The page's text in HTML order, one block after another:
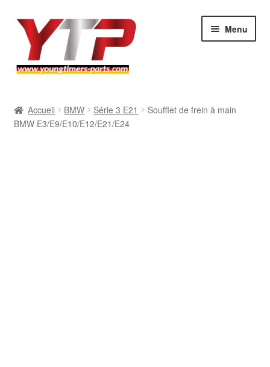
Aller
navigation
Aller
contenu
Menu
BMW
Accueil BMW Série 3 E21
Soufflet de frein à main
BMW E3/E9/E10/E12/E21/E24